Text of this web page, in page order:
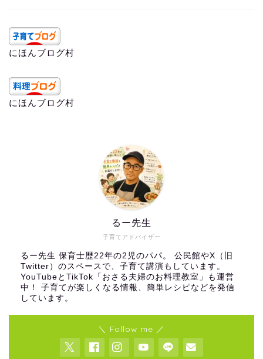
にほんブログ村
にほんブログ村
子育てアドバイザー
るー先生
るー先生 保育士歴22年の2児のパパ。 公民館やX（旧
Twitter）のスペースで、子育て講演もしています。
YouTubeとTikTok「おさる夫婦のお料理教室」も運営
中！ 子育てが楽しくなる情報、簡単レシピなどを発信
しています。
＼ Follow me ／